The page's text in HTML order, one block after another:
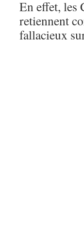
En effet, les
retiennent
fallacieux